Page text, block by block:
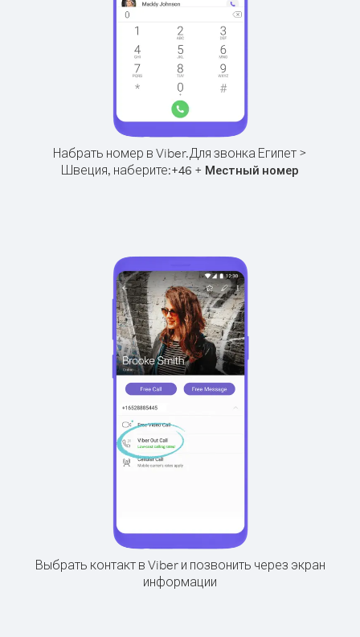
Набрать номер в Viber.Для звонка Египет >
Швеция, наберите:+46 + Местный номер
Выбрать контакт в Viber и позвонить через экран
информации